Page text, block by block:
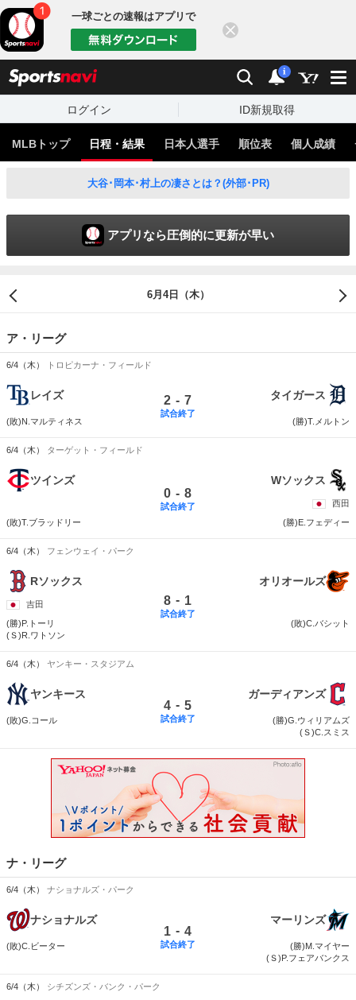
一球ごとの速報はアプリで
検索 通知
i
ログイン ID新規取得
MLBトップ 日程・結果 日本人選手 順位表 個人成績
大谷･岡本･村上の凄さとは？(外部･PR)
アプリなら圧倒的に更新が早い
6月4日（木）
ア・リーグ
6/4（木） トロピカーナ・フィールド
レイズ
(敗)N.マルティネス
2 - 7
試合終了
タイガース
(勝)T.メルトン
6/4（木） ターゲット・フィールド
ツインズ
(敗)T.ブラッドリー
0 - 8
試合終了
Wソックス
西田
(勝)E.フェディー
6/4（木） フェンウェイ・パーク
Rソックス
吉田
(勝)P.トーリ
(Ｓ)R.ワトソン
8 - 1
試合終了
オリオールズ
(敗)C.バシット
6/4（木） ヤンキー・スタジアム
ヤンキース
(敗)G.コール
4 - 5
試合終了
ガーディアンズ
(勝)G.ウィリアムズ
(Ｓ)C.スミス
ナ・リーグ
6/4（木） ナショナルズ・パーク
ナショナルズ
(敗)C.ビーター
1 - 4
試合終了
マーリンズ
(勝)M.マイヤー
(Ｓ)P.フェアバンクス
6/4（木） シチズンズ・バンク・パーク